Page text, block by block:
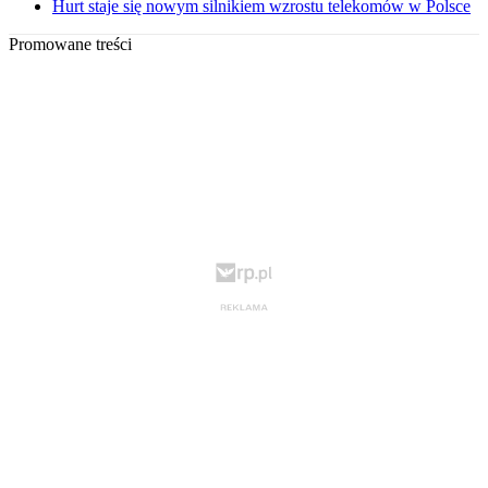
Hurt staje się nowym silnikiem wzrostu telekomów w Polsce
Promowane treści